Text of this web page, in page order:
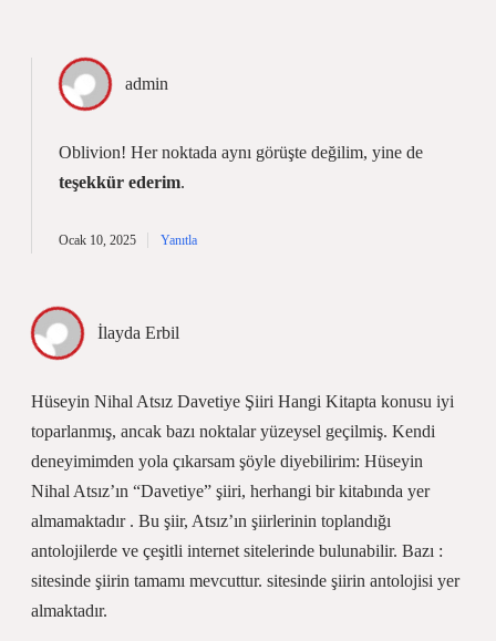
admin
Oblivion! Her noktada aynı görüşte değilim, yine de
teşekkür ederim.
Ocak 10, 2025 Yanıtla
İlayda Erbil
Hüseyin Nihal Atsız Davetiye Şiiri Hangi Kitapta konusu iyi
toparlanmış, ancak bazı noktalar yüzeysel geçilmiş. Kendi
deneyimimden yola çıkarsam şöyle diyebilirim: Hüseyin
Nihal Atsız’ın “Davetiye” şiiri, herhangi bir kitabında yer
almamaktadır . Bu şiir, Atsız’ın şiirlerinin toplandığı
antolojilerde ve çeşitli internet sitelerinde bulunabilir. Bazı :
sitesinde şiirin tamamı mevcuttur. sitesinde şiirin antolojisi yer
almaktadır.